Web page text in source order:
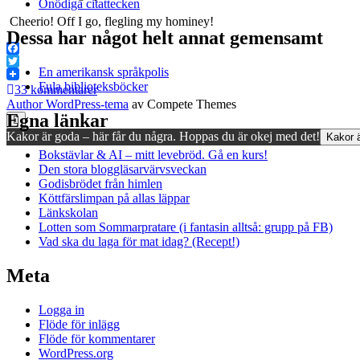
Onödiga citattecken
Dessa har något helt annat gemensamt
En amerikansk språkpolis
Fula biblioteksböcker
Egna länkar
Bokstävlar & AI – mitt levebröd. Gå en kurs!
Den stora bloggläsarvärvsveckan
Godisbrödet från himlen
Köttfärslimpan på allas läppar
Länkskolan
Lotten som Sommarpratare (i fantasin alltså: grupp på FB)
Vad ska du laga för mat idag? (Recept!)
Meta
Logga in
Flöde för inlägg
Flöde för kommentarer
WordPress.org
Cheerio! Off I go, flegling my hominey!
Facebook
Twitter
33 kommentarer
Author WordPress-tema av Compete Themes
Rulla
till
toppen
Kakor är goda – här får du några. Hoppas du är okej med det! Kakor